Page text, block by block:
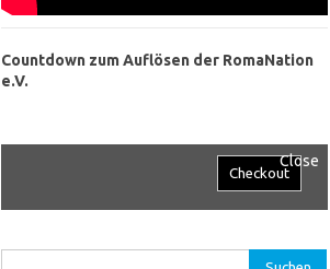
Countdown zum Auflösen der RomaNation
e.V.
Close